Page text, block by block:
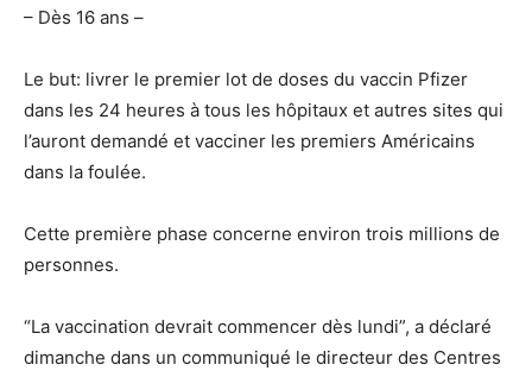
– Dès 16 ans –
Le but: livrer le premier lot de doses du vaccin Pfizer
dans les 24 heures à tous les hôpitaux et autres sites qui
l’auront demandé et vacciner les premiers Américains
dans la foulée.
Cette première phase concerne environ trois millions de
personnes.
“La vaccination devrait commencer dès lundi”, a déclaré
dimanche dans un communiqué le directeur des Centres